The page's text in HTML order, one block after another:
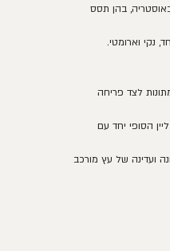
ובאוסטריה, בהן תסס
נקי וארומטי.
לצד פריחה
הסופי יחד עם
ועדינה של עץ מורכב